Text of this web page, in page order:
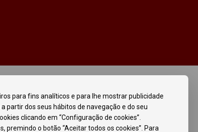
para fins analíticos e para lhe mostrar publicidade
partir dos seus hábitos de navegação e do seu
clicando em “Configuração de cookies”.
premindo o botão “Aceitar todos os cookies”. Para